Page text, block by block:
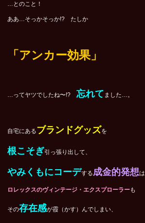
…とのこと！
ああ…そっかそっか!? たしか
「アンカー効果」
…ってヤツでしたね〜!? 忘れて ました…。
自宅にあるブランドグッズを
根こそぎ引っ張り出して、
やみくもにコーデする成金的発想は
ロレックスのヴィンテージ・エクスプローラーも
その存在感が霞（かす）んでしまい、